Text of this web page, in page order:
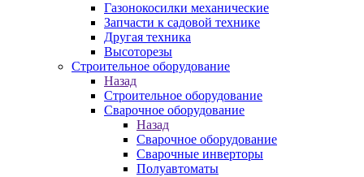
Газонокосилки механические
Запчасти к садовой технике
Другая техника
Высоторезы
Строительное оборудование
Назад
Строительное оборудование
Сварочное оборудование
Назад
Сварочное оборудование
Сварочные инверторы
Полуавтоматы